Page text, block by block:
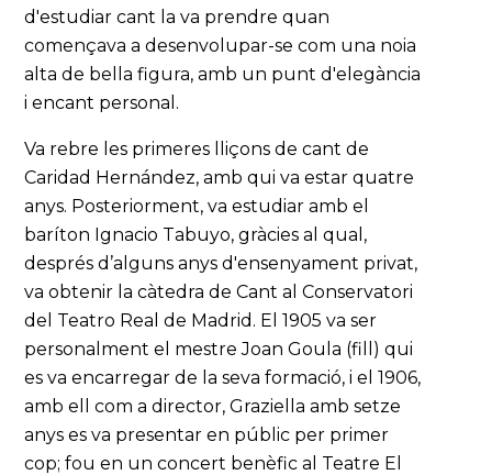
d'estudiar cant la va prendre quan
començava a desenvolupar-se com una noia
alta de bella figura, amb un punt d'elegància
i encant personal.
Va rebre les primeres lliçons de cant de
Caridad Hernández, amb qui va estar quatre
anys. Posteriorment, va estudiar amb el
baríton Ignacio Tabuyo, gràcies al qual,
després d’alguns anys d'ensenyament privat,
va obtenir la càtedra de Cant al Conservatori
del Teatro Real de Madrid. El 1905 va ser
personalment el mestre Joan Goula (fill) qui
es va encarregar de la seva formació, i el 1906,
amb ell com a director, Graziella amb setze
anys es va presentar en públic per primer
cop; fou en un concert benèfic al Teatre El